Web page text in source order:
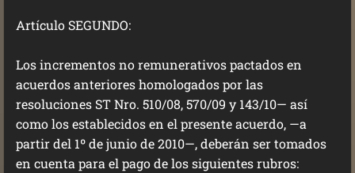
Artículo SEGUNDO:
Los incrementos no remunerativos pactados en
acuerdos anteriores homologados por las
resoluciones ST Nro. 510/08, 570/09 y 143/10— así
como los establecidos en el presente acuerdo, —a
partir del 1º de junio de 2010—, deberán ser tomados
en cuenta para el pago de los siguientes rubros: